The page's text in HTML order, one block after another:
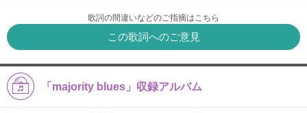
歌詞の間違いなどのご指摘はこちら
この歌詞へのご意見
「majority blues」収録アルバム